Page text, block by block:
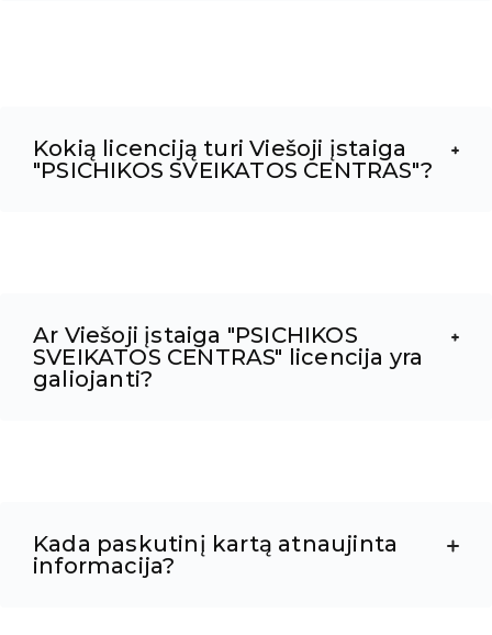
Kokią licenciją turi Viešoji įstaiga
"PSICHIKOS SVEIKATOS CENTRAS"?
Ar Viešoji įstaiga "PSICHIKOS
SVEIKATOS CENTRAS" licencija yra
galiojanti?
Kada paskutinį kartą atnaujinta
informacija?